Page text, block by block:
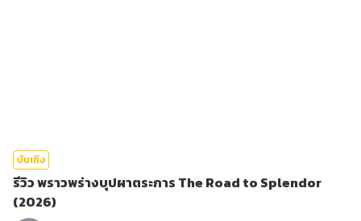
บันเทิง
รีวิว พราวพร่างบุปผาตระการ The Road to Splendor
(2026)